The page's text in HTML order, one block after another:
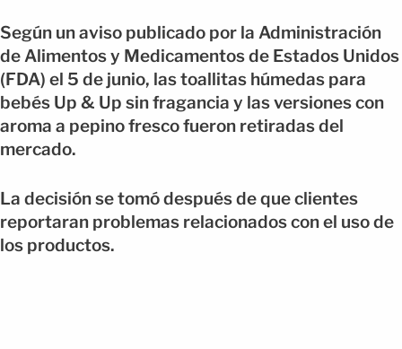
Según un aviso publicado por la Administración
de Alimentos y Medicamentos de Estados Unidos
(FDA) el 5 de junio, las toallitas húmedas para
bebés Up & Up sin fragancia y las versiones con
aroma a pepino fresco fueron retiradas del
mercado.
La decisión se tomó después de que clientes
reportaran problemas relacionados con el uso de
los productos.